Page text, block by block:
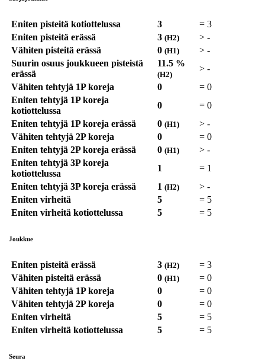
Eniten pisteitä kotiottelussa 3 = 3
Eniten pisteitä erässä
3 (H2) > -
Vähiten pisteitä erässä
0 (H1) > -
Suurin osuus joukkueen pisteistä
erässä
11.5 %
(H2)
> -
Vähiten tehtyjä 1P koreja
0 = 0
Eniten tehtyjä 1P koreja
kotiottelussa
0 = 0
Eniten tehtyjä 1P koreja erässä
0 (H1) > -
Vähiten tehtyjä 2P koreja
0 = 0
Eniten tehtyjä 2P koreja erässä
0 (H1) > -
Eniten tehtyjä 3P koreja
kotiottelussa
1 = 1
Eniten tehtyjä 3P koreja erässä
1 (H2) > -
Eniten virheitä
5 = 5
Eniten virheitä kotiottelussa
5 = 5
Joukkue
Eniten pisteitä erässä 3 (H2) = 3
Vähiten pisteitä erässä
0 (H1) = 0
Vähiten tehtyjä 1P koreja
0 = 0
Vähiten tehtyjä 2P koreja
0 = 0
Eniten virheitä
5 = 5
Eniten virheitä kotiottelussa
5 = 5
Seura